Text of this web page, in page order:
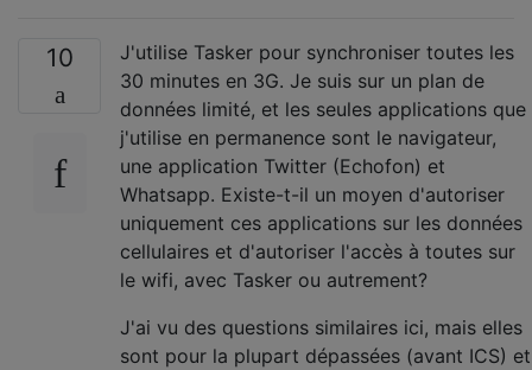
10
J'utilise Tasker pour synchroniser toutes les
30 minutes en 3G. Je suis sur un plan de
données limité, et les seules applications que
j'utilise en permanence sont le navigateur,
une application Twitter (Echofon) et
Whatsapp. Existe-t-il un moyen d'autoriser
uniquement ces applications sur les données
cellulaires et d'autoriser l'accès à toutes sur
le wifi, avec Tasker ou autrement?
J'ai vu des questions similaires ici, mais elles
sont pour la plupart dépassées (avant ICS) et